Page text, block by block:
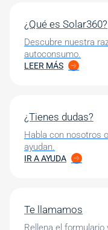
¿Qué es Solar360?
Descubre nuestra
autoconsumo.
LEER MÁS
¿Tienes dudas?
Habla con nosotros
ayudan.
IR A AYUDA
Te llamamos